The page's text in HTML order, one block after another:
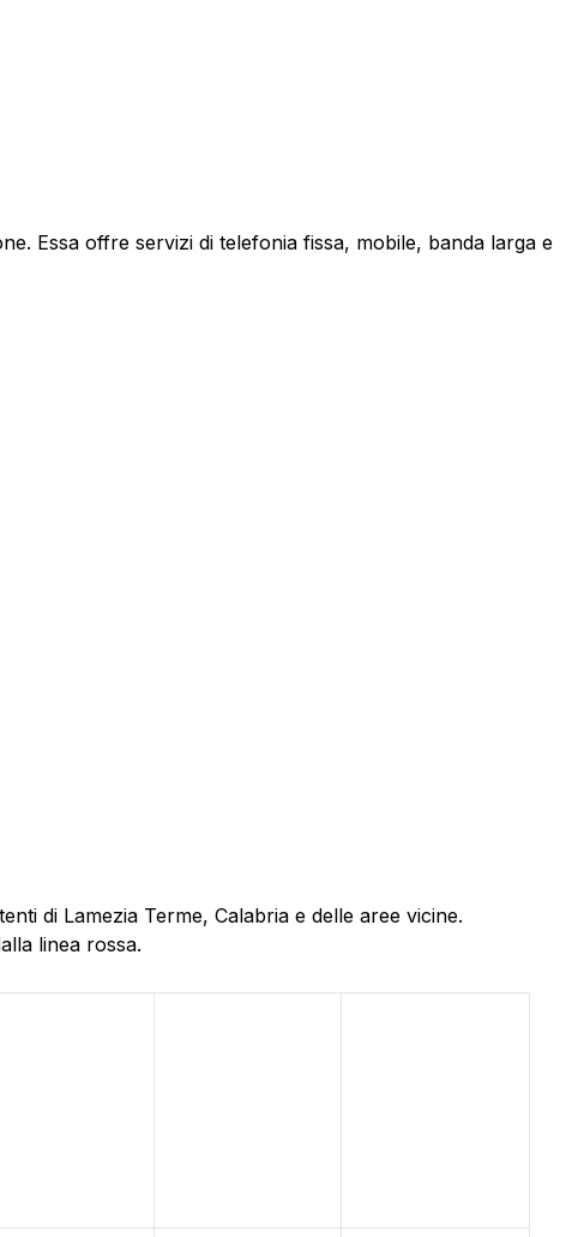
Essa offre servizi di telefonia fissa, mobile, banda larga e
di Lamezia Terme, Calabria e delle aree vicine.
linea rossa.